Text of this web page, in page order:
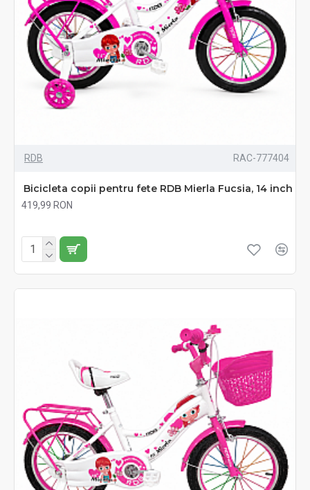
RDB RAC-777404
Bicicleta copii pentru fete RDB Mierla Fucsia, 14 inch
419,99 RON